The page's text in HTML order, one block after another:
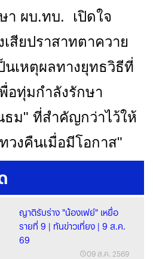
า ผบ.ทบ. เปิดใจ
สียปราสาทตาควาย
นเหตุผลทางยุทธวิธีที่
อทุ่มกำลังรักษา
ธม" ที่สำคัญกว่าไว้ให้
วงคืนเมื่อมีโอกาส"
ญาติรับร่าง "น้องเฟย์" เหยื่อ
รายที่ 9 | ทันข่าวเที่ยง | 9 ส.ค.
69
09 ส.ค. 2569